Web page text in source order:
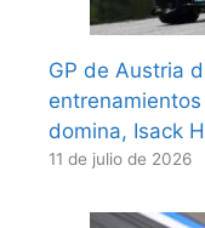
GP de Austria
domina, Isack
11 de julio de 2026